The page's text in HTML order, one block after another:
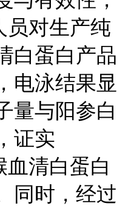
员对生产纯
白蛋白产品
电泳结果显
量与阳参白
证实
清白蛋白
同时，经过